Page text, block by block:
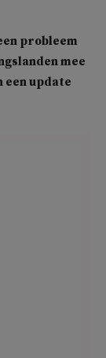
probleem
mee
een update